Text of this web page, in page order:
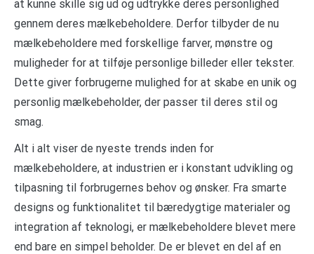
at kunne skille sig ud og udtrykke deres personlighed
gennem deres mælkebeholdere. Derfor tilbyder de nu
mælkebeholdere med forskellige farver, mønstre og
muligheder for at tilføje personlige billeder eller tekster.
Dette giver forbrugerne mulighed for at skabe en unik og
personlig mælkebeholder, der passer til deres stil og
smag.
Alt i alt viser de nyeste trends inden for
mælkebeholdere, at industrien er i konstant udvikling og
tilpasning til forbrugernes behov og ønsker. Fra smarte
designs og funktionalitet til bæredygtige materialer og
integration af teknologi, er mælkebeholdere blevet mere
end bare en simpel beholder. De er blevet en del af en